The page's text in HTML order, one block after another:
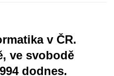
v ČR.
ve svobodě
dodnes.